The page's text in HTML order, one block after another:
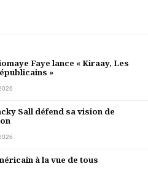
Faye lance « Kiraay, Les
»
Sall défend sa vision de
à la vue de tous